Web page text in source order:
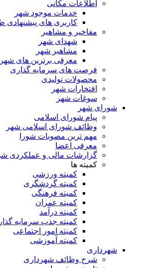
اطلاعات مکانی
خدمات موجود شهر
کاربری های پیشنهادی
مفاخیر و مشاهیر
شهدای شهر
مشاهیر شهر
معرفی برترین های شهر
فرصت های سرمایه گذاری
محصولات تولیدی
افتخارات شهر
سوغات شهر
شورای شهر
پیام شورای اسلامی
وظائف شورای اسلامی شهر
مهم ترین مصوبات شورا
معرفی اعضا
گزارشات مالی و عملکردی
کمیته ها
کمیته ورزشی
کمیته گردشگری
کمیته فرهنگی
کمیته عمران
کمیته درآمد
کمیته جذب سرمایه گذار
کمیته امور اجتماعی
کمیته آموزشی
شهرداری
شرح وظائف شهرداری